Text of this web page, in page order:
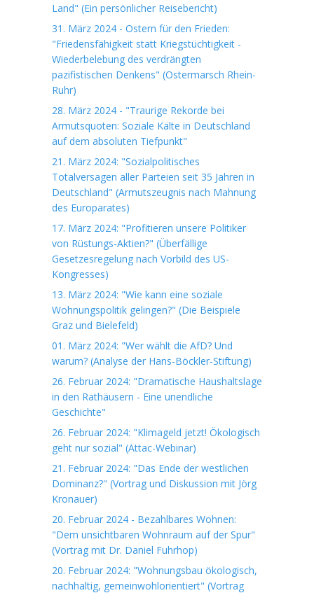
Land" (Ein persönlicher Reisebericht)
31. März 2024 - Ostern für den Frieden:
"Friedensfähigkeit statt Kriegstüchtigkeit -
Wiederbelebung des verdrängten
pazifistischen Denkens" (Ostermarsch Rhein-
Ruhr)
28. März 2024 - "Traurige Rekorde bei
Armutsquoten: Soziale Kälte in Deutschland
auf dem absoluten Tiefpunkt"
21. März 2024: "Sozialpolitisches
Totalversagen aller Parteien seit 35 Jahren in
Deutschland" (Armutszeugnis nach Mahnung
des Europarates)
17. März 2024: "Profitieren unsere Politiker
von Rüstungs-Aktien?" (Überfällige
Gesetzesregelung nach Vorbild des US-
Kongresses)
13. März 2024: "Wie kann eine soziale
Wohnungspolitik gelingen?" (Die Beispiele
Graz und Bielefeld)
01. März 2024: "Wer wählt die AfD? Und
warum? (Analyse der Hans-Böckler-Stiftung)
26. Februar 2024: "Dramatische Haushaltslage
in den Rathäusern - Eine unendliche
Geschichte"
26. Februar 2024: "Klimageld jetzt! Ökologisch
geht nur sozial" (Attac-Webinar)
21. Februar 2024: "Das Ende der westlichen
Dominanz?" (Vortrag und Diskussion mit Jörg
Kronauer)
20. Februar 2024 - Bezahlbares Wohnen:
"Dem unsichtbaren Wohnraum auf der Spur"
(Vortrag mit Dr. Daniel Fuhrhop)
20. Februar 2024: "Wohnungsbau ökologisch,
nachhaltig, gemeinwohlorientiert" (Vortrag